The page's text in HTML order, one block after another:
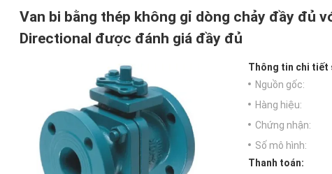
Van bi bằng thép không gỉ dòng chảy đầy đủ
Directional được đánh giá đầy đủ
Thông tin chi tiết
Nguồn gốc:
Hàng hiệu:
Chứng nhận:
Số mô hình:
Thanh toán: